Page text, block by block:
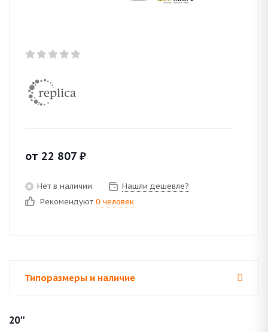
от 22 807 ₽
Нет в наличии
Нашли дешевле?
Рекомендуют 0 человек
Типоразмеры и наличие
20''